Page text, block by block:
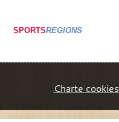
SPORTSREGIONS
Charte cookies